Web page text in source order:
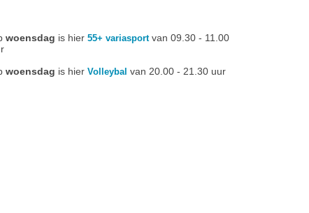
woensdag is hier 55+ variasportvan 09.30 - 11.00
woensdag is hier Volleybal van 20.00 - 21.30 uur